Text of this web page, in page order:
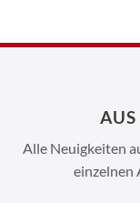
AUS
Alle Neuigkeiten
einzelnen